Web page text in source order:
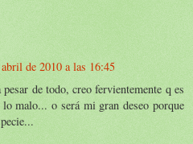
de 2010 a las 16:45
de todo, creo fervientemente q es
malo... o será mi gran deseo porque